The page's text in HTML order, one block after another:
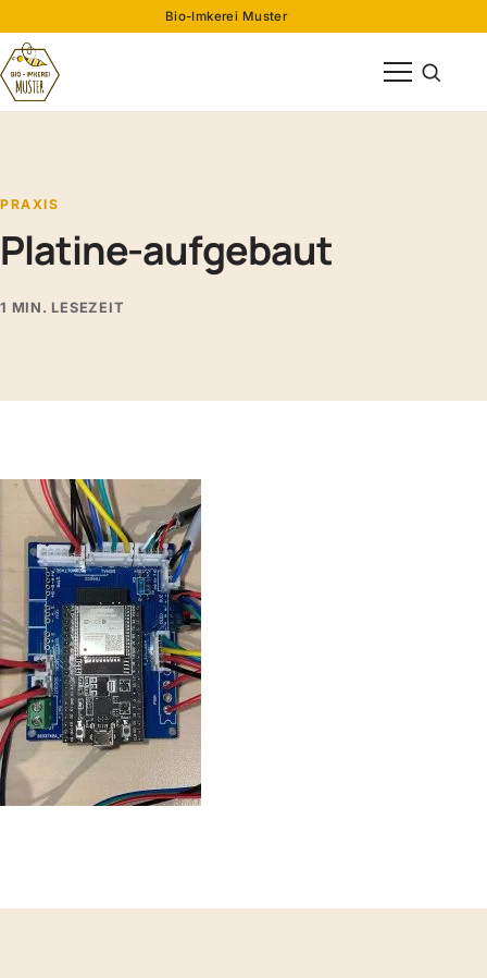
Bio-Imkerei Muster
Menü öffnen
Suche
PRAXIS
Platine-aufgebaut
1 MIN. LESEZEIT